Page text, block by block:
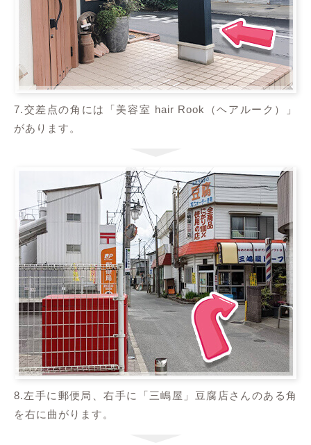
7.交差点の角には「美容室 hair Rook（ヘアルーク）」
があります。
8.左手に郵便局、右手に「三嶋屋」豆腐店さんのある角
を右に曲がります。